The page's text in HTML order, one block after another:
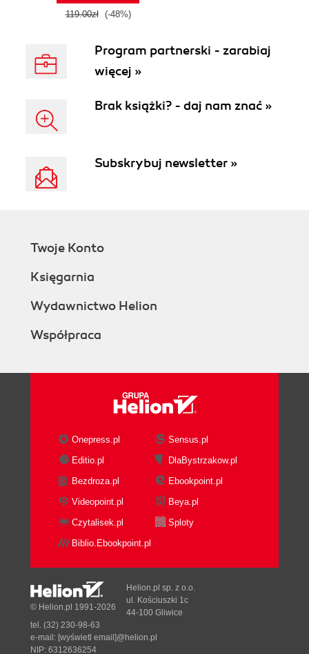
119.00zł (-48%)
Program partnerski - zarabiaj
więcej »
Brak książki? - daj nam znać »
Subskrybuj newsletter »
Twoje Konto
Księgarnia
Wydawnictwo Helion
Współpraca
Onepress.pl
Sensus.pl
Editio.pl
DlaBystrzakow.pl
Bezdroza.pl
Ebookpoint.pl
Videopoint.pl
Beya.pl
Czytalisek.pl
Sploty
Biblio.Ebookpoint.pl
© Helion.pl 1991-2026
Helion.pl sp. z o.o.
ul. Kościuszki 1c
44-100 Gliwice
tel. (32) 230-98-63
e-mail: [wyświetl email]@helion.pl
NIP: 6312636254